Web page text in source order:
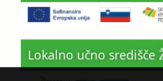
Lokalno učno središče